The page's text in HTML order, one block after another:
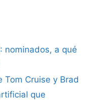
nominados, a qué
Tom Cruise y Brad
que